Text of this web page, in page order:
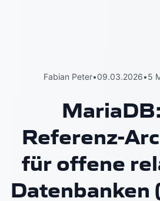
Fabian Peter•09.03.2026•5
Referenz-
für offene
Datenbanken